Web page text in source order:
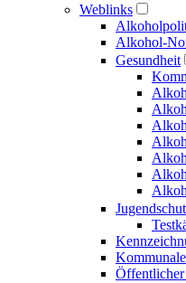
Weblinks
Alkohol-
Gesundheit
Öffentlicher